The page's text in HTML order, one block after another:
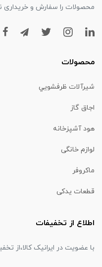
محصولات را سفارش و خریداری
محصولات
شیرآلات ظرفشويي
اجاق گاز
هود آشپزخانه
لوازم خانگی
ماكروفر
قطعات یدکی
اطلاع از تخفیفات
با عضویت در ایرانیک کالا،از